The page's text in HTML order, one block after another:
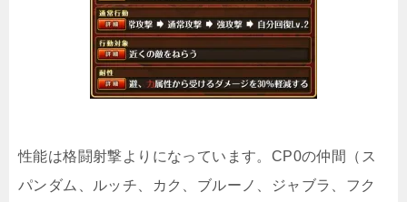
性能は格闘射撃よりになっています。CP0の仲間（ス
パンダム、ルッチ、カク、ブルーノ、ジャブラ、フク